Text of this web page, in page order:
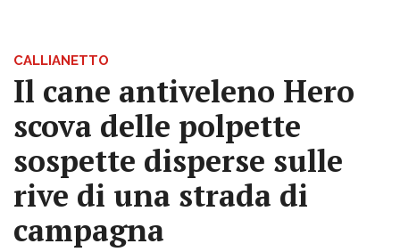
CALLIANETTO
Il cane antiveleno Hero
scova delle polpette
sospette disperse sulle
rive di una strada di
campagna